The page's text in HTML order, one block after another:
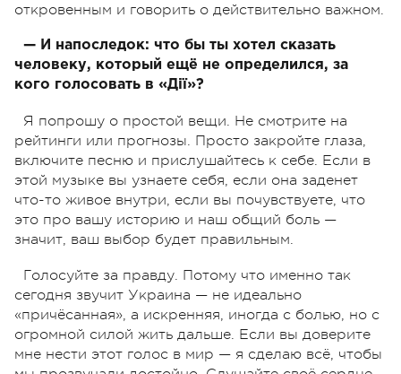
откровенным и говорить о действительно важном.
— И напоследок: что бы ты хотел сказать
человеку, который ещё не определился, за
кого голосовать в «Дії»?
Я попрошу о простой вещи. Не смотрите на
рейтинги или прогнозы. Просто закройте глаза,
включите песню и прислушайтесь к себе. Если в
этой музыке вы узнаете себя, если она заденет
что-то живое внутри, если вы почувствуете, что
это про вашу историю и наш общий боль —
значит, ваш выбор будет правильным.
Голосуйте за правду. Потому что именно так
сегодня звучит Украина — не идеально
«причёсанная», а искренняя, иногда с болью, но с
огромной силой жить дальше. Если вы доверите
мне нести этот голос в мир — я сделаю всё, чтобы